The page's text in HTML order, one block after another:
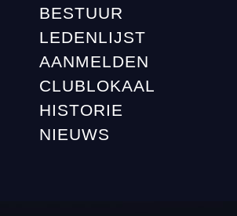
BESTUUR
LEDENLIJST
AANMELDEN
CLUBLOKAAL
HISTORIE
NIEUWS